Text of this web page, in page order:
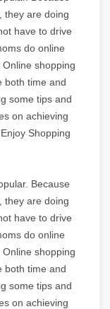
they are doing
have to drive
do online
shopping
both time and
some tips and
on achieving
Shopping
Because
they are doing
have to drive
do online
shopping
both time and
some tips and
on achieving